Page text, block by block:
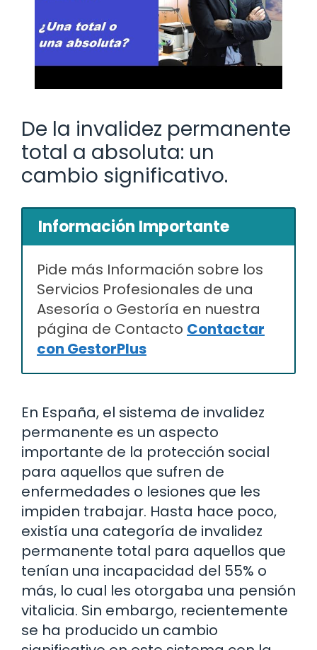
De la invalidez permanente
total a absoluta: un
cambio significativo.
Información Importante
Pide más Información sobre los
Servicios Profesionales de una
Asesoría o Gestoría en nuestra
página de Contacto Contactar
con GestorPlus
En España, el sistema de invalidez
permanente es un aspecto
importante de la protección social
para aquellos que sufren de
enfermedades o lesiones que les
impiden trabajar. Hasta hace poco,
existía una categoría de invalidez
permanente total para aquellos que
tenían una incapacidad del 55% o
más, lo cual les otorgaba una pensión
vitalicia. Sin embargo, recientemente
se ha producido un cambio